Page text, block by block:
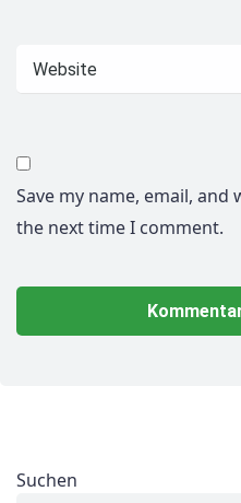
Save my name, email,
the next time I comment.
Suchen